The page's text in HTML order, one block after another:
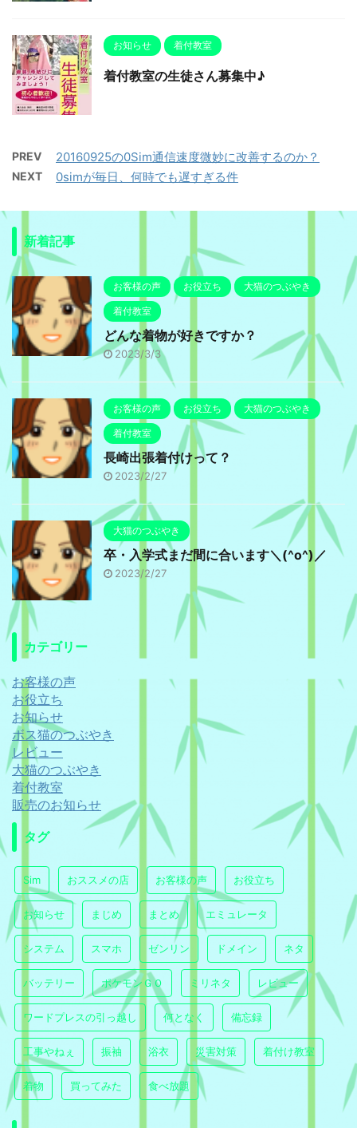
お知らせ 着付教室
着付教室の生徒さん募集中♪
PREV 20160925の0Sim通信速度微妙に改善するのか？
NEXT 0simが毎日、何時でも遅すぎる件
新着記事
お客様の声 お役立ち 大猫のつぶやき
着付教室
どんな着物が好きですか？
2023/3/3
お客様の声 お役立ち 大猫のつぶやき
着付教室
長崎出張着付けって？
2023/2/27
大猫のつぶやき
卒・入学式まだ間に合います＼(^o^)／
2023/2/27
カテゴリー
お客様の声
お役立ち
お知らせ
ボス猫のつぶやき
レビュー
大猫のつぶやき
着付教室
販売のお知らせ
タグ
Sim おススメの店 お客様の声 お役立ち
お知らせ まじめ まとめ エミュレータ
システム スマホ ゼンリン ドメイン ネタ
バッテリー ポケモンＧＯ ミリネタ レビュー
ワードプレスの引っ越し 何となく 備忘録
工事やねぇ 振袖 浴衣 災害対策 着付け教室
着物 買ってみた 食べ放題